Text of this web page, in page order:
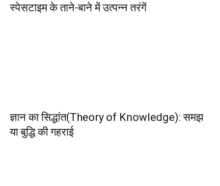
स्पेसटाइम के ताने-बाने में उत्पन्न तरंगें
ज्ञान का सिद्धांत(Theory of Knowledge): समझ
या बुद्धि की गहराई